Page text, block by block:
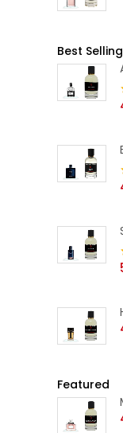
Best Selling
Featured